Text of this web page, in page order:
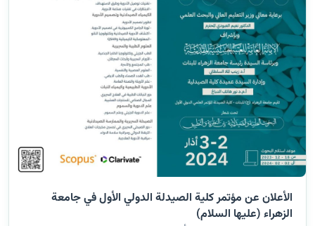
الأعلان عن مؤتمر كلية الصيدلة الدولي الأول في جامعة
الزهراء (عليها السلام)